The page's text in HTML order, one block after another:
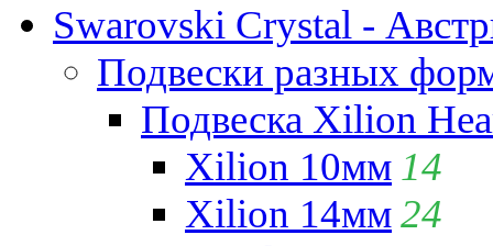
Swarovski Crystal -
Подвески разных
Подвеска Xilion
Xilion 10мм 14
Xilion 14мм24